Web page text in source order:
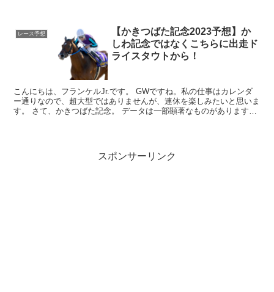
レース予想
【かきつばた記念2023予想】か
しわ記念ではなくこちらに出走ド
ライスタウトから！
こんにちは、フランケルJr.です。 GWですね。私の仕事はカレンダ
ー通りなので、超大型ではありませんが、連休を楽しみたいと思いま
す。 さて、かきつばた記念。 データは一部顕著なものがありますの
スポンサーリンク